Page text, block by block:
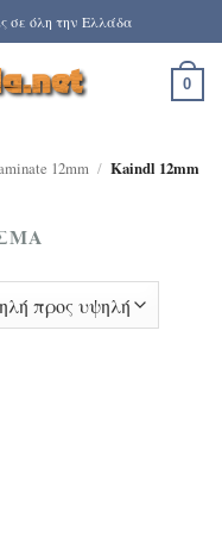
σε όλη την Ελλάδα
0
12mm / Kaindl 12mm